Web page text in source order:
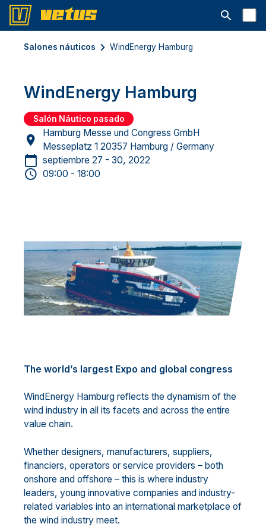
Abrir la
Salones náuticos WindEnergy Hamburg
WindEnergy Hamburg
Salón Náutico pasado
Hamburg Messe und Congress GmbH
Messeplatz 1 20357 Hamburg / Germany
septiembre 27 - 30, 2022
09:00 - 18:00
The world’s largest Expo and global congress
WindEnergy Hamburg reflects the dynamism of the
wind industry in all its facets and across the entire
value chain.
Whether designers, manufacturers, suppliers,
financiers, operators or service providers – both
onshore and offshore – this is where industry
leaders, young innovative companies and industry-
related variables into an international marketplace of
the wind industry meet.